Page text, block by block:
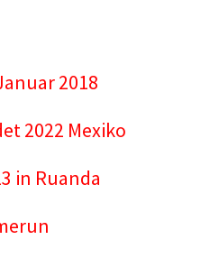
2018
2022 Mexiko
in Ruanda